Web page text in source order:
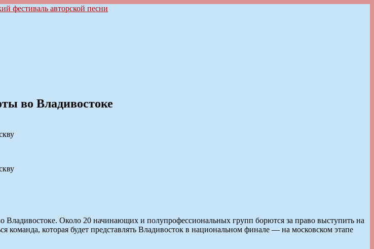
во Владивостоке
Владивостоке. Около 20 начинающих и полупрофессиональных групп борются за право выступить на
которая будет представлять Владивосток в национальном финале — на московском этапе